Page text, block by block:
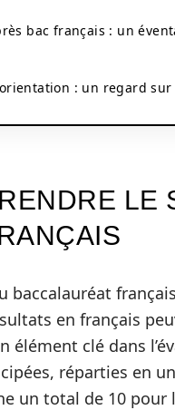
bac français : un
: un regard sur
LE
baccalauréat
en français
élément clé dans
réparties en
un total de 10